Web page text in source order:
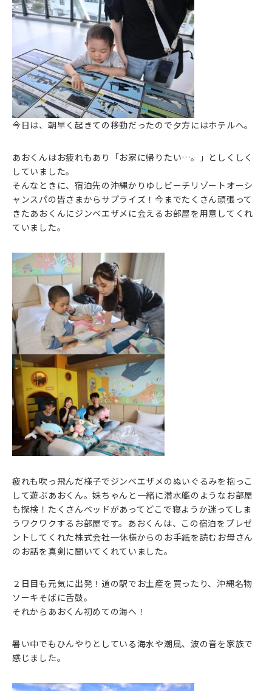
今日は、朝早く起きての移動だったので夕方にはホテルへ。
あおくんはお疲れもあり「お家に帰りたい…。」としくしく
していました。
そんなときに、宿泊先の沖縄かりゆしビーチリゾートオーシ
ャンスパの皆さまからサプライズ！今までたくさん頑張って
きたあおくんにジンベエザメに会えるお部屋を用意してくれ
ていました。
疲れも吹っ飛んだ様子でジンベエザメのぬいぐるみを抱っこ
して遊ぶあおくん。妹ちゃんと一緒に潜水艦のようなお部屋
も探検！たくさんベッドがあってどこで寝ようか迷ってしま
うワクワクするお部屋です。あおくんは、この宿泊をプレゼ
ントしてくれた株式会社一休様からのお手紙を読むお母さん
のお話を真剣に聞いてくれていました。
２日目も元気に出発！道の駅でお土産を買ったり、沖縄名物
ソーキそばに舌鼓。
それからあおくん初めての海へ！
暑い中でもひんやりとしている海水や潮風、波の音を家族で
感じました。